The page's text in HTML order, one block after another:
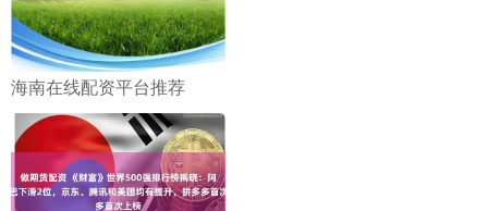
​海南在线配资平台推荐